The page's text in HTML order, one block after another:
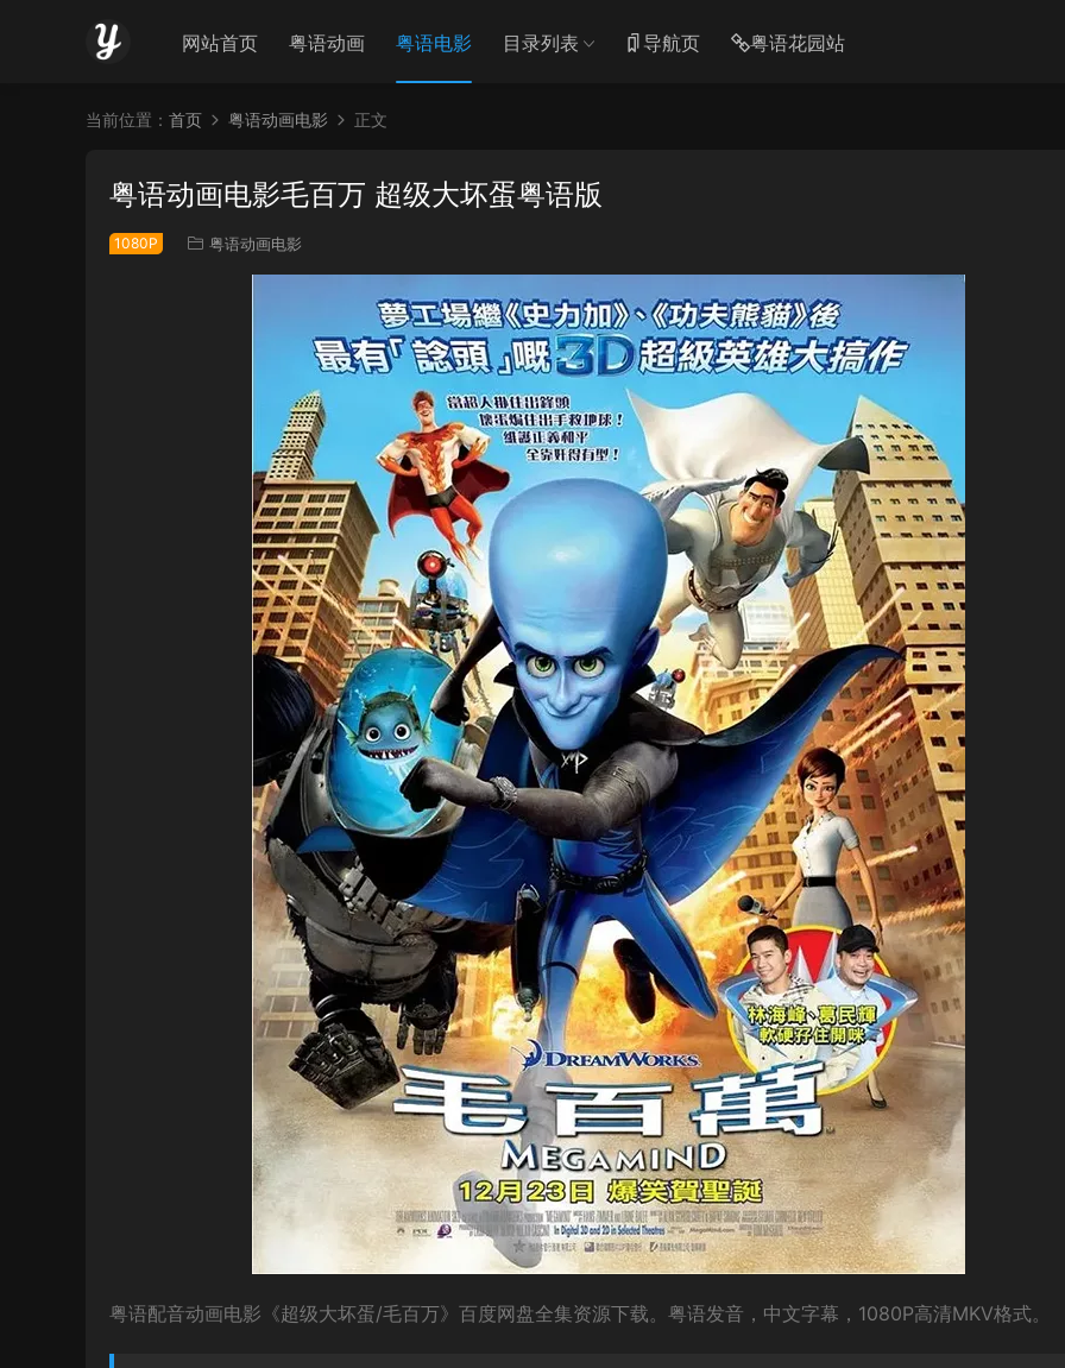
网站首页 粤语动画 粤语电影 目录列表 导航页 粤语花园站
当前位置： 首页 粤语动画电影 正文
粤语动画电影毛百万 超级大坏蛋粤语版
1080P 粤语动画电影
粤语配音动画电影《超级大坏蛋/毛百万》百度网盘全集资源下载。粤语发音，中文字幕，1080P高清MKV格式。